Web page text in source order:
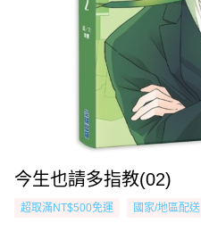
今生也請多指教(02)
超取滿NT$500免運 國家/地區配送